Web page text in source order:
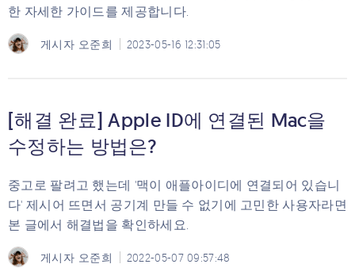
한 자세한 가이드를 제공합니다.
게시자 오준희 2023-05-16 12:31:05
[해결 완료] Apple ID에 연결된 Mac을
수정하는 방법은?
중고로 팔려고 했는데 '맥이 애플아이디에 연결되어 있습니
다' 제시어 뜨면서 공기계 만들 수 없기에 고민한 사용자라면
본 글에서 해결법을 확인하세요.
게시자 오준희 2022-05-07 09:57:48